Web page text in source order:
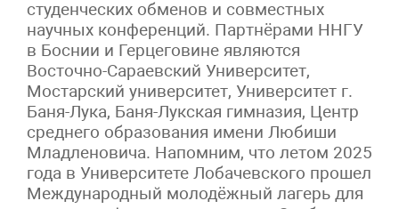
студенческих обменов и совместных
научных конференций. Партнёрами ННГУ
в Боснии и Герцеговине являются
Восточно-Сараевский Университет,
Мостарский университет, Университет г.
Баня-Лука, Баня-Лукская гимназия, Центр
среднего образования имени Любиши
Младленовича. Напомним, что летом 2025
года в Университете Лобачевского прошел
Международный молодёжный лагерь для